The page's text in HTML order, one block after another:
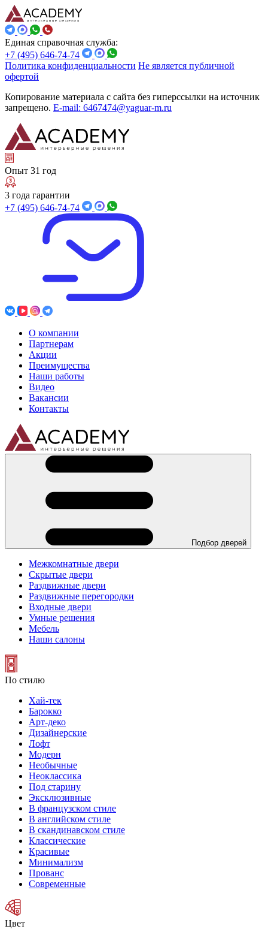
Единая справочная служба:
+7 (495) 646-74-74
Политика конфиденциальности Не является публичной
офертой
Копирование материала с сайта без гиперссылки на источник
запрещено. E-mail: 6467474@yaguar-m.ru
Опыт 31 год
3 года гарантии
+7 (495) 646-74-74
О компании
Партнерам
Акции
Преимущества
Наши работы
Видео
Вакансии
Контакты
Подбор дверей
Межкомнатные двери
Скрытые двери
Раздвижные двери
Раздвижные перегородки
Входные двери
Умные решения
Мебель
Наши салоны
По стилю
Хай-тек
Барокко
Арт-деко
Дизайнерские
Лофт
Модерн
Необычные
Неоклассика
Под старину
Эксклюзивные
В французском стиле
В английском стиле
В скандинавском стиле
Классические
Красивые
Минимализм
Прованс
Современные
Цвет